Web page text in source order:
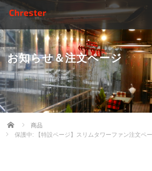
お知らせ＆注文ページ
Home
商品
保護中: 【特設ページ】スリムタワーファン注文ペ